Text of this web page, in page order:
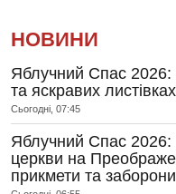
НОВИНИ
Яблучний Спас 2026:
та яскравих листівках
Сьогодні, 07:45
Яблучний Спас 2026:
церкви на
прикмети та